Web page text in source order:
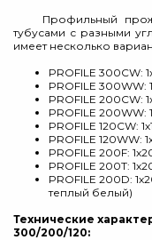
Профильный
тубусами с разными
имеет несколько
PROFILE 300CW:
PROFILE 300WW:
PROFILE 200CW:
PROFILE 200WW:
PROFILE 120CW:
PROFILE 120WW:
PROFILE 200F:
PROFILE 200T:
PROFILE 200D:
теплый белый)
Технические
300/200/120: